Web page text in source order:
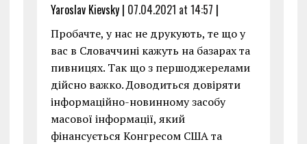
Yaroslav Kievsky | 07.04.2021 at 14:57 |
Пробачте, у нас не друкують, те що у
вас в Словаччині кажуть на базарах та
пивницях. Так що з першоджерелами
дійсно важко. Доводиться довіряти
інформаційно-новинному засобу
масової інформації, який
фінансується Конгресом США та